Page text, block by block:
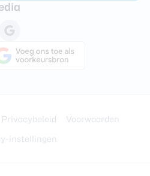
Privacybeleid
Voorwaarden
instellingen